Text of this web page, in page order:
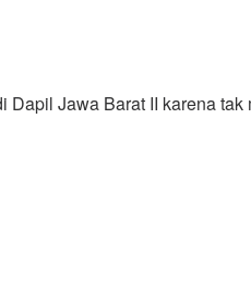
Jawa Barat II karena